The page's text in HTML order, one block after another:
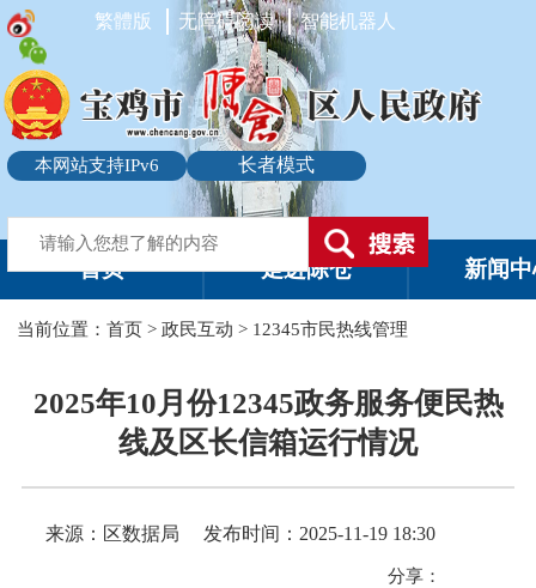
本网站支持IPv6 长者模式
繁體版 无障碍阅读 智能机器人
首页 走进陈仓 新闻
当前位置：首页 >政民互动 > 12345市民热线管理
2025年10月份12345政务服务便民热
线及区长信箱运行情况
来源：区数据局 发布时间：2025-11-19 18:30
分享：